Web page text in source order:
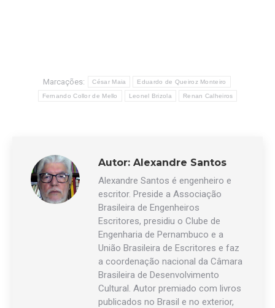
Marcações: César Maia Eduardo de Queiroz Monteiro
Fernando Collor de Mello Leonel Brizola Renan Calheiros
Autor: Alexandre Santos
Alexandre Santos é engenheiro e
escritor. Preside a Associação
Brasileira de Engenheiros
Escritores, presidiu o Clube de
Engenharia de Pernambuco e a
União Brasileira de Escritores e faz
a coordenação nacional da Câmara
Brasileira de Desenvolvimento
Cultural. Autor premiado com livros
publicados no Brasil e no exterior,